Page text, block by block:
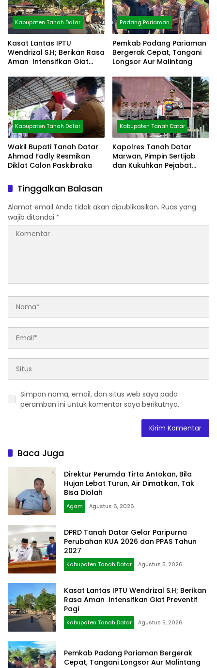
Kabupaten Tanah Datar
Kasat Lantas IPTU
Wendrizal S.H; Berikan Rasa
Aman Intensifkan Giat
Padang Pariaman
Pemkab Padang Pariaman
Bergerak Cepat, Tangani
Longsor Aur Malintang
Kabupaten Tanah Datar
Wakil Bupati Tanah Datar
Ahmad Fadly Resmikan
Diklat Calon Paskibraka
Kabupaten Tanah Datar
Kapolres Tanah Datar
Marwan, Pimpin Sertijab
dan Kukuhkan Pejabat
Tinggalkan Balasan
Alamat email Anda tidak akan dipublikasikan. Ruas yang
wajib ditandai *
Simpan nama, email, dan situs web saya pada
peramban ini untuk komentar saya berikutnya.
Baca Juga
Direktur Perumda Tirta Antokan, Bila
Hujan Lebat Turun, Air Dimatikan, Tak
Bisa Diolah
Agam Agustus 6, 2026
DPRD Tanah Datar Gelar Paripurna
Perubahan KUA 2026 dan PPAS Tahun
2027
Kabupaten Tanah Datar Agustus 5, 2026
Kasat Lantas IPTU Wendrizal S.H; Berikan
Rasa Aman Intensifkan Giat Preventif
Pagi
Kabupaten Tanah Datar Agustus 5, 2026
Pemkab Padang Pariaman Bergerak
Cepat, Tangani Longsor Aur Malintang